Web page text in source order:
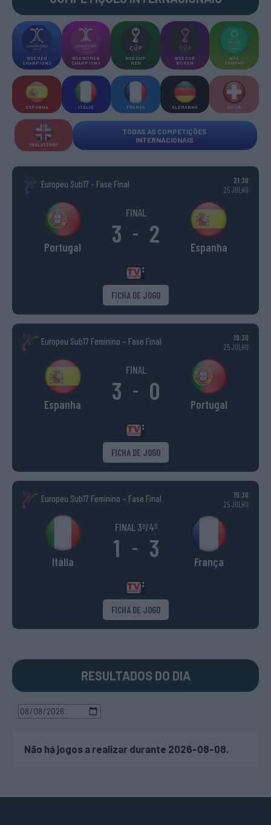
WSE MEN
CHAMPIONS
WSE WOMEN
CHAMPIONS
WSE CUP
MEN
WSE CUP
WOMEN
WSE
TROPHY
ESPANHA ITÁLIA FRANÇA ALEMANHA SUÍÇA
INGLATERRA
TODAS AS COMPETIÇÕES
INTERNACIONAIS
Europeu Sub17 - Fase Final
21:30
25 JULHO
Portugal
FINAL
3 - 2 Espanha
FICHA DE JOGO
Europeu Sub17 Feminino – Fase Final
19:30
25 JULHO
Espanha
FINAL
3 - 0 Portugal
FICHA DE JOGO
Europeu Sub17 Feminino – Fase Final
15:30
25 JULHO
Itália
FINAL 3º/4º
1 - 3 França
FICHA DE JOGO
RESULTADOS DO DIA
Não há jogos a realizar durante 2026-08-08.